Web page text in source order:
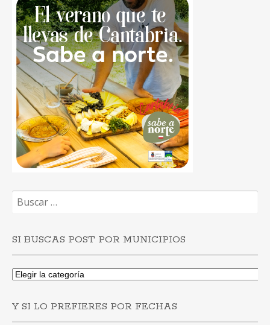
SI BUSCAS POST POR MUNICIPIOS
Si
por
municipios
Y SI LO PREFIERES POR FECHAS